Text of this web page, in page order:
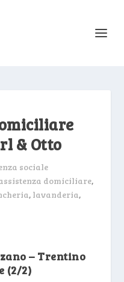
& Otto
sociale
domiciliare,
, lavanderia,
– Trentino
(2/2)